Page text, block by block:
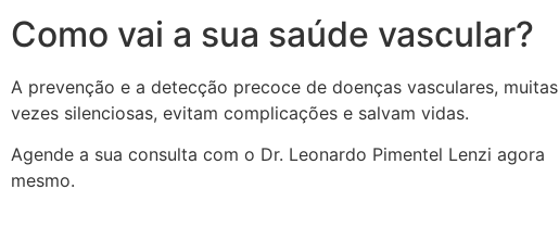
Como vai a sua saúde vascular?
A prevenção e a detecção precoce de doenças vasculares, muitas
vezes silenciosas, evitam complicações e salvam vidas.
Agende a sua consulta com o Dr. Leonardo Pimentel Lenzi agora
mesmo.